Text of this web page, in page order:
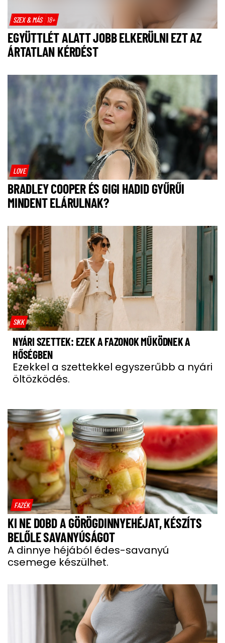
SZEX & MÁS 18+
EGYÜTTLÉT ALATT JOBB ELKERÜLNI EZT AZ
ÁRTATLAN KÉRDÉST
LOVE
BRADLEY COOPER ÉS GIGI HADID GYŰRŰI
MINDENT ELÁRULNAK?
SIKK
NYÁRI SZETTEK: EZEK A FAZONOK MŰKÖDNEK A
HŐSÉGBEN
Ezekkel a szettekkel egyszerűbb a nyári
öltözködés.
FAZÉK
KI NE DOBD A GÖRÖGDINNYEHÉJAT, KÉSZÍTS
BELŐLE SAVANYÚSÁGOT
A dinnye héjából édes-savanyú
csemege készülhet.